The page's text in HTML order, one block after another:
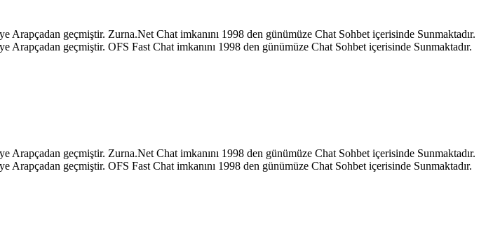
geçmiştir. Zurna.Net Chat imkanını 1998 den günümüze Chat Sohbet içerisinde Sunmaktadır.
geçmiştir. OFS Fast Chat imkanını 1998 den günümüze Chat Sohbet içerisinde Sunmaktadır.
geçmiştir. Zurna.Net Chat imkanını 1998 den günümüze Chat Sohbet içerisinde Sunmaktadır.
geçmiştir. OFS Fast Chat imkanını 1998 den günümüze Chat Sohbet içerisinde Sunmaktadır.